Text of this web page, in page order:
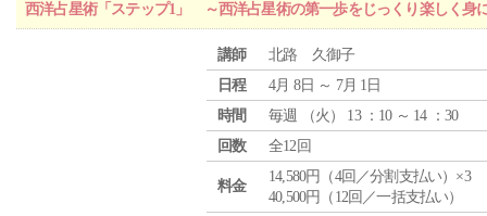
西洋占星術「ステップ1」 ～西洋占星術の第一歩をじっくり楽しく身
講師
北路 久御子
日程
4月 8日 ～ 7月 1日
時間
毎週 （火 ） 13 ：10 ～ 14 ：30
回数
全12回
料金
14,580円（4回／分割支払い）×3
40,500円（12回／一括支払い）